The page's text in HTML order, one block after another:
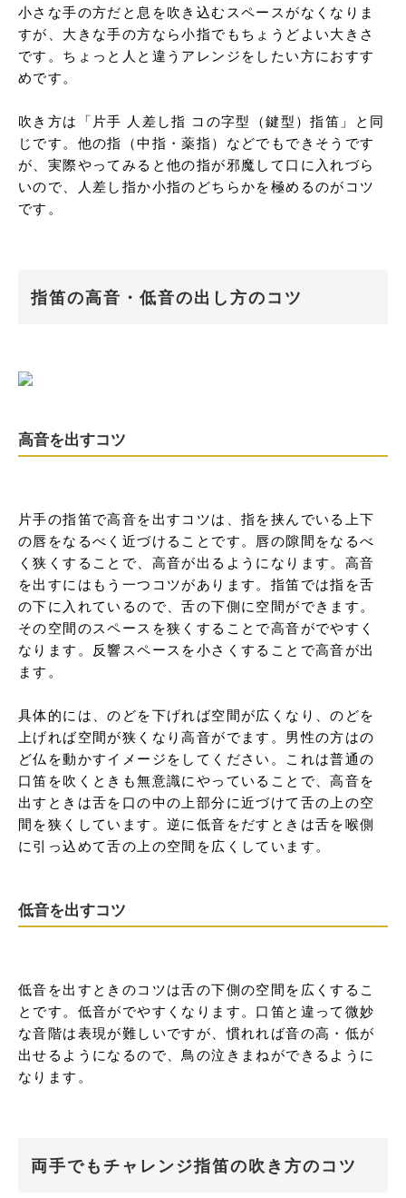
小さな手の方だと息を吹き込むスペースがなくなりま
すが、大きな手の方なら小指でもちょうどよい大きさ
です。ちょっと人と違うアレンジをしたい方におすす
めです。
吹き方は「片手 人差し指 コの字型（鍵型）指笛」と同
じです。他の指（中指・薬指）などでもできそうです
が、実際やってみると他の指が邪魔して口に入れづら
いので、人差し指か小指のどちらかを極めるのがコツ
です。
指笛の高音・低音の出し方のコツ
高音を出すコツ
片手の指笛で高音を出すコツは、指を挟んでいる上下
の唇をなるべく近づけることです。唇の隙間をなるべ
く狭くすることで、高音が出るようになります。高音
を出すにはもう一つコツがあります。指笛では指を舌
の下に入れているので、舌の下側に空間ができます。
その空間のスペースを狭くすることで高音がでやすく
なります。反響スペースを小さくすることで高音が出
ます。
具体的には、のどを下げれば空間が広くなり、のどを
上げれば空間が狭くなり高音がでます。男性の方はの
ど仏を動かすイメージをしてください。これは普通の
口笛を吹くときも無意識にやっていることで、高音を
出すときは舌を口の中の上部分に近づけて舌の上の空
間を狭くしています。逆に低音をだすときは舌を喉側
に引っ込めて舌の上の空間を広くしています。
低音を出すコツ
低音を出すときのコツは舌の下側の空間を広くするこ
とです。低音がでやすくなります。口笛と違って微妙
な音階は表現が難しいですが、慣れれば音の高・低が
出せるようになるので、鳥の泣きまねができるように
なります。
両手でもチャレンジ指笛の吹き方のコツ